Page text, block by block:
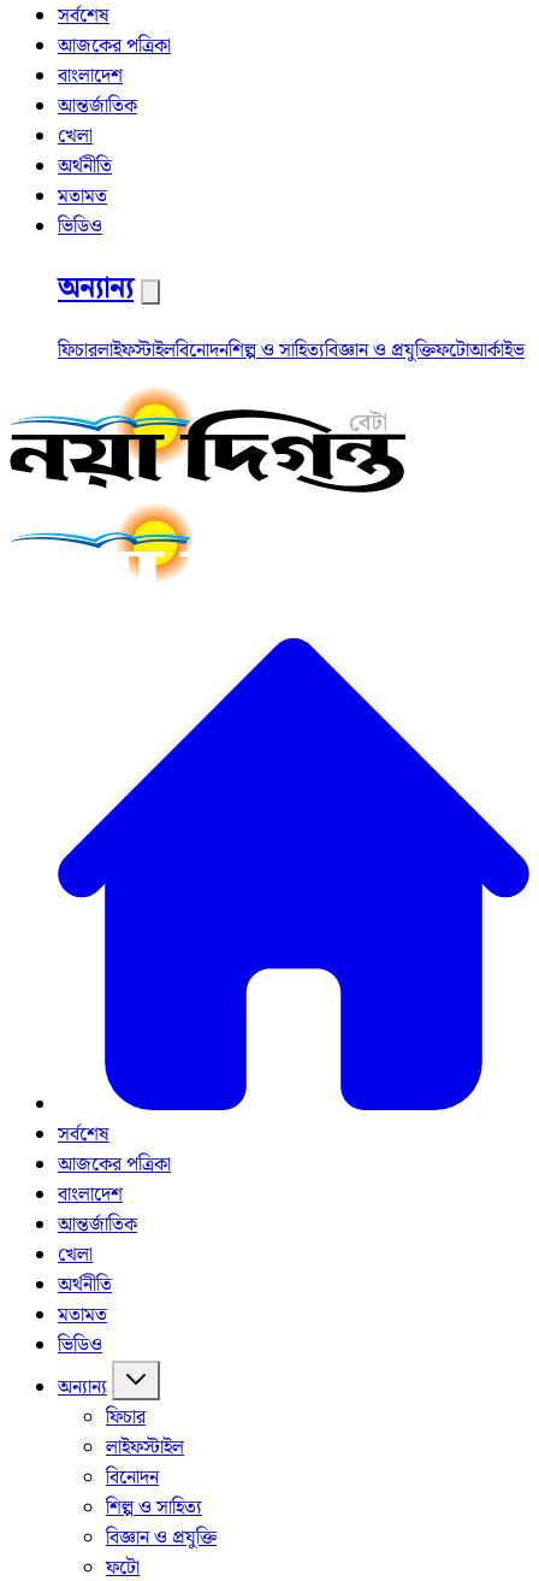
সর্বশেষ
আজকের পত্রিকা
বাংলাদেশ
আন্তর্জাতিক
খেলা
অর্থনীতি
মতামত
ভিডিও
অন্যান্য
ফিচারলাইফস্টাইলবিনোদনশিল্প ও সাহিত্যবিজ্ঞান ও প্রযুক্তিফটোআর্কাইভ
সর্বশেষ
আজকের পত্রিকা
বাংলাদেশ
আন্তর্জাতিক
খেলা
অর্থনীতি
মতামত
ভিডিও
অন্যান্য
ফিচার
লাইফস্টাইল
বিনোদন
শিল্প ও সাহিত্য
বিজ্ঞান ও প্রযুক্তি
ফটো